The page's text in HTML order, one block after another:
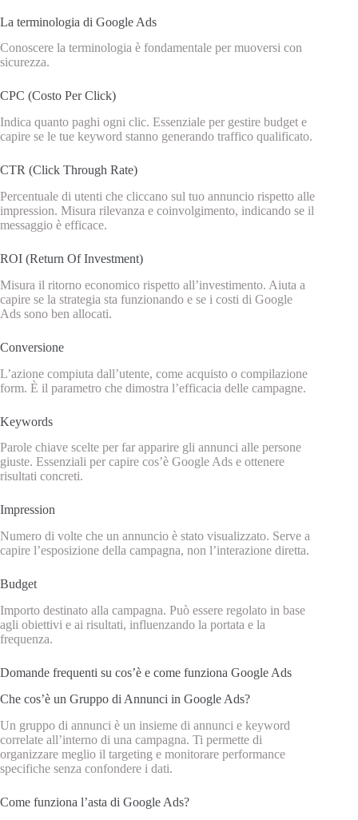
La terminologia di Google Ads
Conoscere la terminologia è fondamentale per muoversi con
sicurezza.
CPC (Costo Per Click)
Indica quanto paghi ogni clic. Essenziale per gestire budget e
capire se le tue keyword stanno generando traffico qualificato.
CTR (Click Through Rate)
Percentuale di utenti che cliccano sul tuo annuncio rispetto alle
impression. Misura rilevanza e coinvolgimento, indicando se il
messaggio è efficace.
ROI (Return Of Investment)
Misura il ritorno economico rispetto all’investimento. Aiuta a
capire se la strategia sta funzionando e se i costi di Google
Ads sono ben allocati.
Conversione
L’azione compiuta dall’utente, come acquisto o compilazione
form. È il parametro che dimostra l’efficacia delle campagne.
Keywords
Parole chiave scelte per far apparire gli annunci alle persone
giuste. Essenziali per capire cos’è Google Ads e ottenere
risultati concreti.
Impression
Numero di volte che un annuncio è stato visualizzato. Serve a
capire l’esposizione della campagna, non l’interazione diretta.
Budget
Importo destinato alla campagna. Può essere regolato in base
agli obiettivi e ai risultati, influenzando la portata e la
frequenza.
Domande frequenti su cos’è e come funziona Google Ads
Che cos’è un Gruppo di Annunci in Google Ads?
Un gruppo di annunci è un insieme di annunci e keyword
correlate all’interno di una campagna. Ti permette di
organizzare meglio il targeting e monitorare performance
specifiche senza confondere i dati.
Come funziona l’asta di Google Ads?